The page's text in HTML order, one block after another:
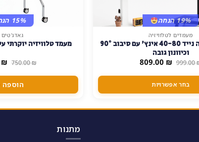
19% הנחה
מעמדים לטלוויזיה
סטנד לטלוויזיה נייד 40-80 אינץ' עם סיבוב 90°
וכיוונון גובה
999.00 המחיר
היה:
999.00 ₪.
809.00 ₪ המחיר
הוא:
בחר אפשרויות
15% הנחה
מעמד טלוויזיה יוקרתי
750.00₪
₪.
₪
הוספה
מתנות